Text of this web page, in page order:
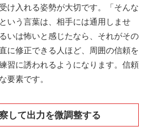
け入れる姿勢が大切です。「そんな
いう言葉は、相手には通用しませ
いは怖いと感じたなら、それがその
に修正できる人ほど、周囲の信頼を
習に誘われるようになります。信頼
要素です。
して出力を微調整する